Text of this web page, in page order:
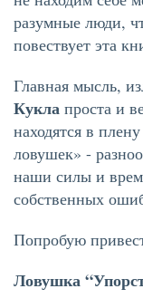
разумные люди,
повествует эта
Главная мысль,
Кукла проста и
находятся в
ловушек» -
наши силы и
собственных
Попробую
Ловушка